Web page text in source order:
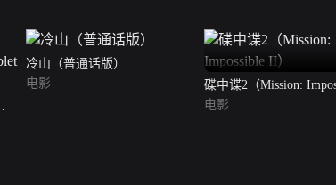
冷山（普通话版）
电影
碟中谍2（Mission:
II）
电影